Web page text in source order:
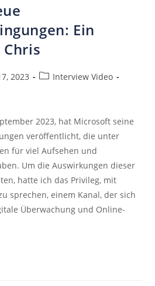
Ein
2023
Interview Video
2023, hat Microsoft seine
veröffentlicht, die unter
für viel Aufsehen und
Um die Auswirkungen dieser
hatte ich das Privileg, mit
sprechen, einem Kanal, der sich
Überwachung und Online-